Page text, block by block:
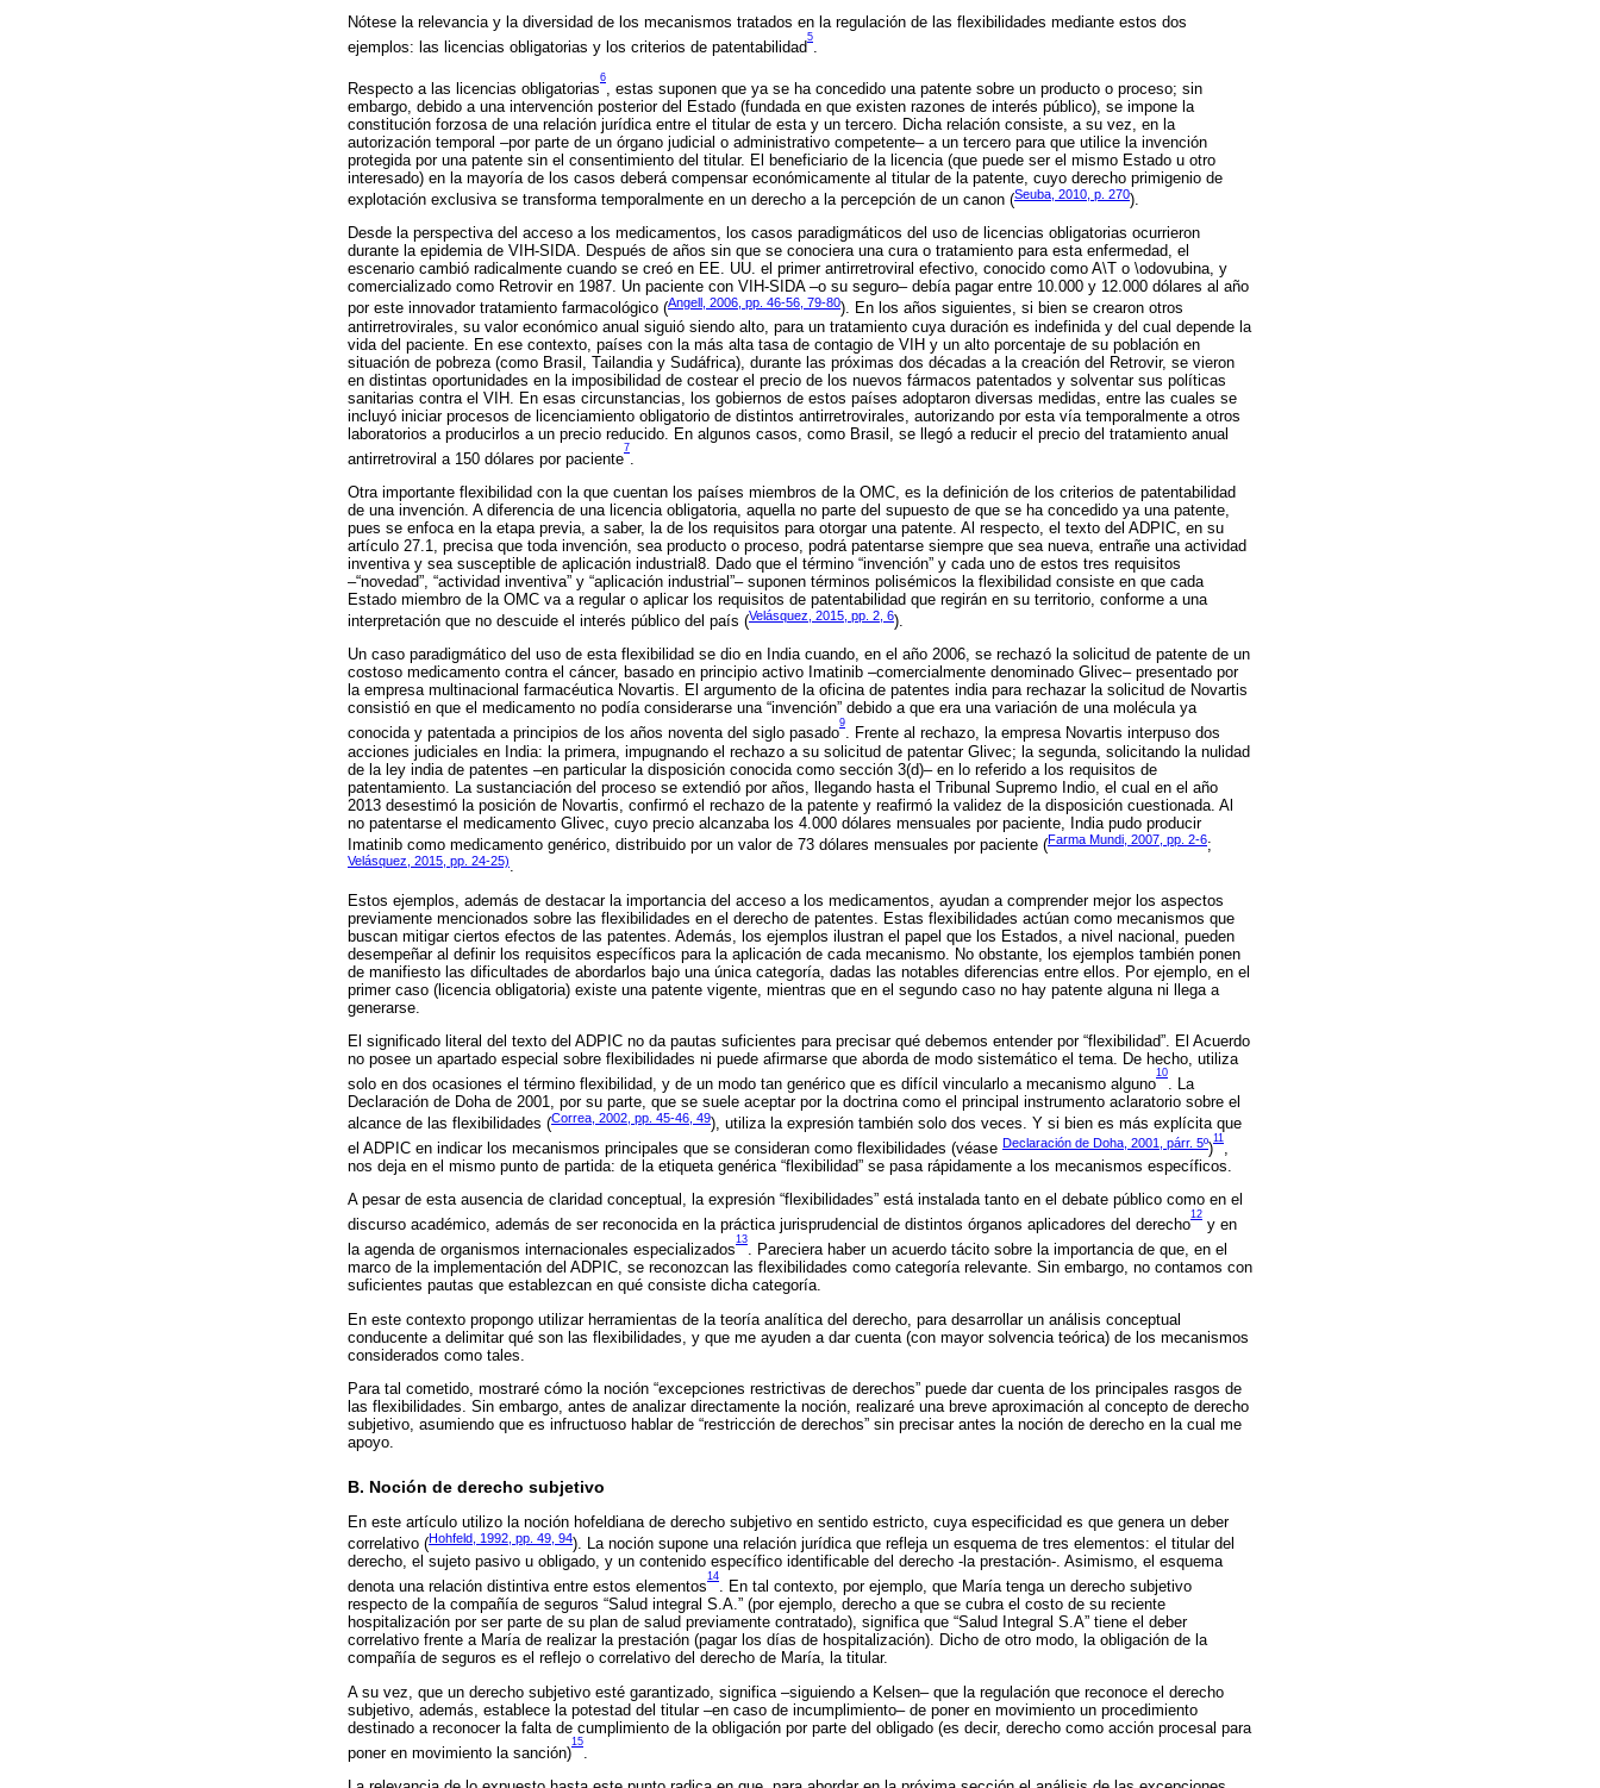
Nótese la relevancia y la diversidad de los mecanismos tratados en la regulación de las flexibilidades mediante estos dos
ejemplos: las licencias obligatorias y los criterios de patentabilidad
5
.
Respecto a las licencias obligatorias
6
, estas suponen que ya se ha concedido una patente sobre un producto o proceso; sin
embargo, debido a una intervención posterior del Estado (fundada en que existen razones de interés público), se impone la
constitución forzosa de una relación jurídica entre el titular de esta y un tercero. Dicha relación consiste, a su vez, en la
autorización temporal –por parte de un órgano judicial o administrativo competente– a un tercero para que utilice la invención
protegida por una patente sin el consentimiento del titular. El beneficiario de la licencia (que puede ser el mismo Estado u otro
interesado) en la mayoría de los casos deberá compensar económicamente al titular de la patente, cuyo derecho primigenio de
explotación exclusiva se transforma temporalmente en un derecho a la percepción de un canon (Seuba, 2010, p. 270).
Desde la perspectiva del acceso a los medicamentos, los casos paradigmáticos del uso de licencias obligatorias ocurrieron
durante la epidemia de VIH-SIDA. Después de años sin que se conociera una cura o tratamiento para esta enfermedad, el
escenario cambió radicalmente cuando se creó en EE. UU. el primer antirretroviral efectivo, conocido como A\T o \odovubina, y
comercializado como Retrovir en 1987. Un paciente con VIH-SIDA –o su seguro– debía pagar entre 10.000 y 12.000 dólares al año
por este innovador tratamiento farmacológico (Angell, 2006, pp. 46-56, 79-80). En los años siguientes, si bien se crearon otros
antirretrovirales, su valor económico anual siguió siendo alto, para un tratamiento cuya duración es indefinida y del cual depende la
vida del paciente. En ese contexto, países con la más alta tasa de contagio de VIH y un alto porcentaje de su población en
situación de pobreza (como Brasil, Tailandia y Sudáfrica), durante las próximas dos décadas a la creación del Retrovir, se vieron
en distintas oportunidades en la imposibilidad de costear el precio de los nuevos fármacos patentados y solventar sus políticas
sanitarias contra el VIH. En esas circunstancias, los gobiernos de estos países adoptaron diversas medidas, entre las cuales se
incluyó iniciar procesos de licenciamiento obligatorio de distintos antirretrovirales, autorizando por esta vía temporalmente a otros
laboratorios a producirlos a un precio reducido. En algunos casos, como Brasil, se llegó a reducir el precio del tratamiento anual
antirretroviral a 150 dólares por paciente
7
Otra importante flexibilidad con la que cuentan los países miembros de la OMC, es la definición de los criterios de patentabilidad
de una invención. A diferencia de una licencia obligatoria, aquella no parte del supuesto de que se ha concedido ya una patente,
pues se enfoca en la etapa previa, a saber, la de los requisitos para otorgar una patente. Al respecto, el texto del ADPIC, en su
artículo 27.1, precisa que toda invención, sea producto o proceso, podrá patentarse siempre que sea nueva, entrañe una actividad
inventiva y sea susceptible de aplicación industrial8. Dado que el término “invención” y cada uno de estos tres requisitos
–“novedad”, “actividad inventiva” y “aplicación industrial”– suponen términos polisémicos la flexibilidad consiste en que cada
Estado miembro de la OMC va a regular o aplicar los requisitos de patentabilidad que regirán en su territorio, conforme a una
interpretación que no descuide el interés público del país (Velásquez, 2015, pp. 2, 6).
Un caso paradigmático del uso de esta flexibilidad se dio en India cuando, en el año 2006, se rechazó la solicitud de patente de un
costoso medicamento contra el cáncer, basado en principio activo Imatinib –comercialmente denominado Glivec– presentado por
la empresa multinacional farmacéutica Novartis. El argumento de la oficina de patentes india para rechazar la solicitud de Novartis
consistió en que el medicamento no podía considerarse una “invención” debido a que era una variación de una molécula ya
conocida y patentada a principios de los años noventa del siglo pasado
9
. Frente al rechazo, la empresa Novartis interpuso dos
acciones judiciales en India: la primera, impugnando el rechazo a su solicitud de patentar Glivec; la segunda, solicitando la nulidad
de la ley india de patentes –en particular la disposición conocida como sección 3(d)– en lo referido a los requisitos de
patentamiento. La sustanciación del proceso se extendió por años, llegando hasta el Tribunal Supremo Indio, el cual en el año
2013 desestimó la posición de Novartis, confirmó el rechazo de la patente y reafirmó la validez de la disposición cuestionada. Al
no patentarse el medicamento Glivec, cuyo precio alcanzaba los 4.000 dólares mensuales por paciente, India pudo producir
Imatinib como medicamento genérico, distribuido por un valor de 73 dólares mensuales por paciente (Farma Mundi, 2007, pp. 2-6;
Velásquez, 2015, pp. 24-25).
Estos ejemplos, además de destacar la importancia del acceso a los medicamentos, ayudan a comprender mejor los aspectos
previamente mencionados sobre las flexibilidades en el derecho de patentes. Estas flexibilidades actúan como mecanismos que
buscan mitigar ciertos efectos de las patentes. Además, los ejemplos ilustran el papel que los Estados, a nivel nacional, pueden
desempeñar al definir los requisitos específicos para la aplicación de cada mecanismo. No obstante, los ejemplos también ponen
de manifiesto las dificultades de abordarlos bajo una única categoría, dadas las notables diferencias entre ellos. Por ejemplo, en el
primer caso (licencia obligatoria) existe una patente vigente, mientras que en el segundo caso no hay patente alguna ni llega a
generarse.
El significado literal del texto del ADPIC no da pautas suficientes para precisar qué debemos entender por “flexibilidad”. El Acuerdo
no posee un apartado especial sobre flexibilidades ni puede afirmarse que aborda de modo sistemático el tema. De hecho, utiliza
solo en dos ocasiones el término flexibilidad, y de un modo tan genérico que es difícil vincularlo a mecanismo alguno
10
. La
Declaración de Doha de 2001, por su parte, que se suele aceptar por la doctrina como el principal instrumento aclaratorio sobre el
alcance de las flexibilidades (Correa, 2002, pp. 45-46, 49), utiliza la expresión también solo dos veces. Y si bien es más explícita que
el ADPIC en indicar los mecanismos principales que se consideran como flexibilidades (véase Declaración de Doha, 2001, párr. 5º)
11
,
nos deja en el mismo punto de partida: de la etiqueta genérica “flexibilidad” se pasa rápidamente a los mecanismos específicos.
A pesar de esta ausencia de claridad conceptual, la expresión “flexibilidades” está instalada tanto en el debate público como en el
discurso académico, además de ser reconocida en la práctica jurisprudencial de distintos órganos aplicadores del derecho
12
y en
la agenda de organismos internacionales especializados
13
. Pareciera haber un acuerdo tácito sobre la importancia de que, en el
marco de la implementación del ADPIC, se reconozcan las flexibilidades como categoría relevante. Sin embargo, no contamos con
suficientes pautas que establezcan en qué consiste dicha categoría.
En este contexto propongo utilizar herramientas de la teoría analítica del derecho, para desarrollar un análisis conceptual
conducente a delimitar qué son las flexibilidades, y que me ayuden a dar cuenta (con mayor solvencia teórica) de los mecanismos
considerados como tales.
Para tal cometido, mostraré cómo la noción “excepciones restrictivas de derechos” puede dar cuenta de los principales rasgos de
las flexibilidades. Sin embargo, antes de analizar directamente la noción, realizaré una breve aproximación al concepto de derecho
subjetivo, asumiendo que es infructuoso hablar de “restricción de derechos” sin precisar antes la noción de derecho en la cual me
apoyo.
B. Noción de derecho subjetivo
En este artículo utilizo la noción hofeldiana de derecho subjetivo en sentido estricto, cuya especificidad es que genera un deber
correlativo (Hohfeld, 1992, pp. 49, 94). La noción supone una relación jurídica que refleja un esquema de tres elementos: el titular del
derecho, el sujeto pasivo u obligado, y un contenido específico identificable del derecho -la prestación-. Asimismo, el esquema
denota una relación distintiva entre estos elementos
14
. En tal contexto, por ejemplo, que María tenga un derecho subjetivo
respecto de la compañía de seguros “Salud integral S.A.” (por ejemplo, derecho a que se cubra el costo de su reciente
hospitalización por ser parte de su plan de salud previamente contratado), significa que “Salud Integral S.A” tiene el deber
correlativo frente a María de realizar la prestación (pagar los días de hospitalización). Dicho de otro modo, la obligación de la
compañía de seguros es el reflejo o correlativo del derecho de María, la titular.
A su vez, que un derecho subjetivo esté garantizado, significa –siguiendo a Kelsen– que la regulación que reconoce el derecho
subjetivo, además, establece la potestad del titular –en caso de incumplimiento– de poner en movimiento un procedimiento
destinado a reconocer la falta de cumplimiento de la obligación por parte del obligado (es decir, derecho como acción procesal para
poner en movimiento la sanción)
15